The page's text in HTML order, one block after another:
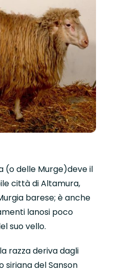
(o delle Murge)deve il
città di Altamura,
barese; è anche
lanosi poco
suo vello.
razza deriva dagli
siriana del Sanson